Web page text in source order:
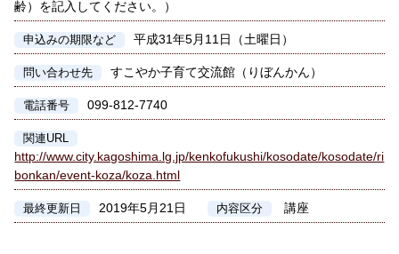
齢）を記入してください。）
申込みの期限など 平成31年5月11日（土曜日）
問い合わせ先 すこやか子育て交流館（りぼんかん）
電話番号 099-812-7740
関連URL
http://www.city.kagoshima.lg.jp/kenkofukushi/kosodate/kosodate/ri
bonkan/event-koza/koza.html
最終更新日 2019年5月21日 内容区分 講座